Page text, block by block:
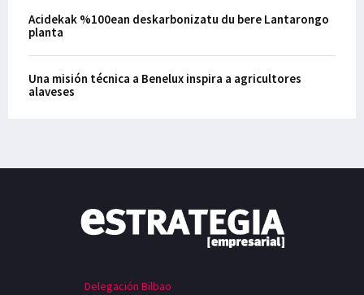
Acidekak %100ean deskarbonizatu du bere Lantarongo
planta
Una misión técnica a Benelux inspira a agricultores
alaveses
Delegación Bilbao